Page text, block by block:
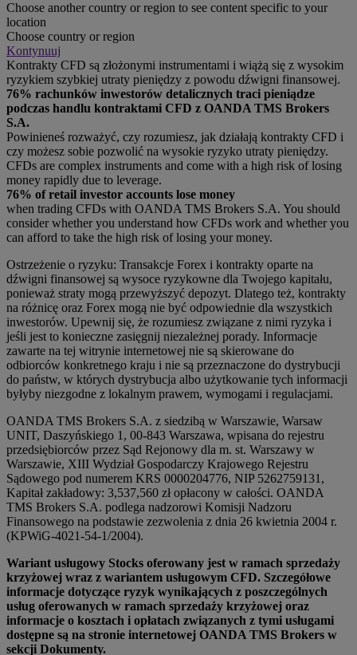
Choose another country or region to see content specific to your
location
Choose country or region
Kontynuuj
Kontrakty CFD są złożonymi instrumentami i wiążą się z wysokim
ryzykiem szybkiej utraty pieniędzy z powodu dźwigni finansowej.
76% rachunków inwestorów detalicznych traci pieniądze
podczas handlu kontraktami CFD z OANDA TMS Brokers
S.A.
Powinieneś rozważyć, czy rozumiesz, jak działają kontrakty CFD i
czy możesz sobie pozwolić na wysokie ryzyko utraty pieniędzy.
CFDs are complex instruments and come with a high risk of losing
money rapidly due to leverage.
76% of retail investor accounts lose money
when trading CFDs with OANDA TMS Brokers S.A. You should
consider whether you understand how CFDs work and whether you
can afford to take the high risk of losing your money.
Ostrzeżenie o ryzyku: Transakcje Forex i kontrakty oparte na
dźwigni finansowej są wysoce ryzykowne dla Twojego kapitału,
ponieważ straty mogą przewyższyć depozyt. Dlatego też, kontrakty
na różnicę oraz Forex mogą nie być odpowiednie dla wszystkich
inwestorów. Upewnij się, że rozumiesz związane z nimi ryzyka i
jeśli jest to konieczne zasięgnij niezależnej porady. Informacje
zawarte na tej witrynie internetowej nie są skierowane do
odbiorców konkretnego kraju i nie są przeznaczone do dystrybucji
do państw, w których dystrybucja albo użytkowanie tych informacji
byłyby niezgodne z lokalnym prawem, wymogami i regulacjami.
OANDA TMS Brokers S.A. z siedzibą w Warszawie, Warsaw
UNIT, Daszyńskiego 1, 00-843 Warszawa, wpisana do rejestru
przedsiębiorców przez Sąd Rejonowy dla m. st. Warszawy w
Warszawie, XIII Wydział Gospodarczy Krajowego Rejestru
Sądowego pod numerem KRS 0000204776, NIP 5262759131,
Kapitał zakładowy: 3,537,560 zł opłacony w całości. OANDA
TMS Brokers S.A. podlega nadzorowi Komisji Nadzoru
Finansowego na podstawie zezwolenia z dnia 26 kwietnia 2004 r.
(KPWiG-4021-54-1/2004).
Wariant usługowy Stocks oferowany jest w ramach sprzedaży
krzyżowej wraz z wariantem usługowym CFD. Szczegółowe
informacje dotyczące ryzyk wynikających z poszczególnych
usług oferowanych w ramach sprzedaży krzyżowej oraz
informacje o kosztach i opłatach związanych z tymi usługami
dostępne są na stronie internetowej OANDA TMS Brokers w
sekcji Dokumenty.